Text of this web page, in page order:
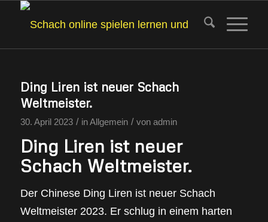
Ding Liren ist neuer Schach
Weltmeister.
30. April 2023 / inAllgemein / von admin
Ding Liren ist neuer
Schach Weltmeister.
Der Chinese Ding Liren ist neuer Schach
Weltmeister 2023. Er schlug in einem harten